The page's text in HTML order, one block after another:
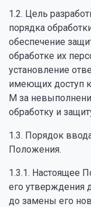
1.2. Цель
порядка
обеспечение
обработке их
установление
имеющих доступ
М за
обработку и
1.3. Порядок
Положения.
1.3.1. Настоящее
его утверждения
до замены его